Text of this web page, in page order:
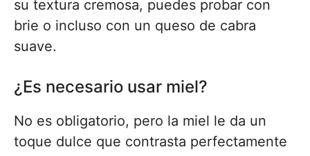
su textura cremosa, puedes probar con
brie o incluso con un queso de cabra
suave.
¿Es necesario usar miel?
No es obligatorio, pero la miel le da un
toque dulce que contrasta perfectamente